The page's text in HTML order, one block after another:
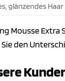
glänzendes
Mousse
den